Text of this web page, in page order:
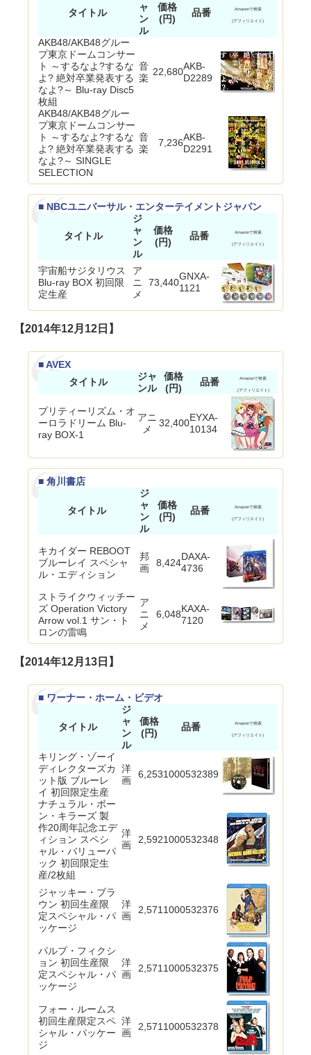
タイトル
ャ
ン
ル
価格
(円)
品番 Amazonで検索
(アフィリエイト)
AKB48/AKB48グルー
プ東京ドームコンサー
ト ～するなよ?するな
よ? 絶対卒業発表する
なよ?～ Blu-ray Disc5
枚組
音
楽
22,680AKB-
D2289
AKB48/AKB48グルー
プ東京ドームコンサー
ト ～するなよ?するな
よ? 絶対卒業発表する
なよ?～ SINGLE
SELECTION
音
楽
7,236AKB-
D2291
■ NBCユニバーサル・エンターテイメントジャパン
タイトル
ジ
ャ
ン
ル
価格
(円)
品番 Amazonで検索
(アフィリエイト)
宇宙船サジタリウス
Blu-ray BOX 初回限
定生産
ア
ニ
メ
73,440
GNXA-
1121
【2014年12月12日】
■ AVEX
タイトル
ジャ
ンル
価格
(円)
品番 Amazonで検索
(アフィリエイト)
プリティーリズム・オ
ーロラドリーム Blu-
ray BOX-1
アニ
メ
32,400EYXA-
10134
■ 角川書店
タイトル
ジ
ャ
ン
ル
価格
(円)
品番 Amazonで検索
(アフィリエイト)
キカイダー REBOOT
ブルーレイ スペシャ
ル・エディション
邦
画
8,424
DAXA-
4736
ストライクウィッチー
ズ Operation Victory
Arrow vol.1 サン・ト
ロンの雷鳴
ア
ニ
メ
6,048KAXA-
7120
【2014年12月13日】
■ ワーナー・ホーム・ビデオ
タイトル
ジ
ャ
ン
ル
価格
(円)
品番 Amazonで検索
(アフィリエイト)
キリング・ゾーイ
ディレクターズカ
ット版 ブルーレ
イ 初回限定生産
洋
画
6,2531000532389
ナチュラル・ボー
ン・キラーズ 製
作20周年記念エデ
ィション スペシ
ャル・バリューパ
ック 初回限定生
産/2枚組
洋
画
2,5921000532348
ジャッキー・ブラ
ウン 初回生産限
定スペシャル・パ
ッケージ
洋
画
2,571 1000532376
パルプ・フィクシ
ョン 初回生産限
定スペシャル・パ
ッケージ
洋
画
2,571 1000532375
フォー・ルームス
初回生産限定スペ
シャル・パッケー
ジ
洋
画
2,571 1000532378